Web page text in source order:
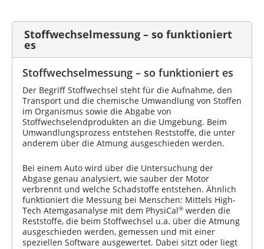
Stoffwechselmessung – so funktioniert
es
Stoffwechselmessung – so funktioniert es
Der Begriff Stoffwechsel steht für die Aufnahme, den
Transport und die chemische Umwandlung von Stoffen
im Organismus sowie die Abgabe von
Stoffwechselendprodukten an die Umgebung. Beim
Umwandlungsprozess entstehen Reststoffe, die unter
anderem über die Atmung ausgeschieden werden.
Bei einem Auto wird über die Untersuchung der
Abgase genau analysiert, wie sauber der Motor
verbrennt und welche Schadstoffe entstehen. Ähnlich
funktioniert die Messung bei Menschen: Mittels High-
Tech Atemgasanalyse mit dem PhysiCal® werden die
Reststoffe, die beim Stoffwechsel u.a. über die Atmung
ausgeschieden werden, gemessen und mit einer
speziellen Software ausgewertet. Dabei sitzt oder liegt